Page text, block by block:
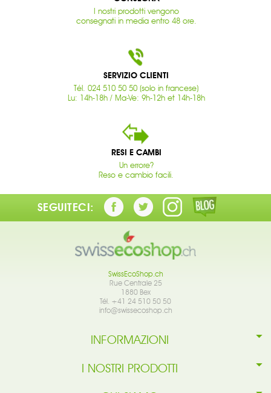
I nostri prodotti vengono
consegnati in media entro 48 ore.
SERVIZIO CLIENTI
Tél. 024 510 50 50 (solo in francese)
Lu: 14h-18h / Ma-Ve: 9h-12h et 14h-18h
RESI E CAMBI
Un errore?
Reso e cambio facili.
SEGUITECI:
SwissEcoShop.ch
Rue Centrale 25
1880 Bex
Tél. +41 24 510 50 50
info@swissecoshop.ch
INFORMAZIONI
I NOSTRI PRODOTTI